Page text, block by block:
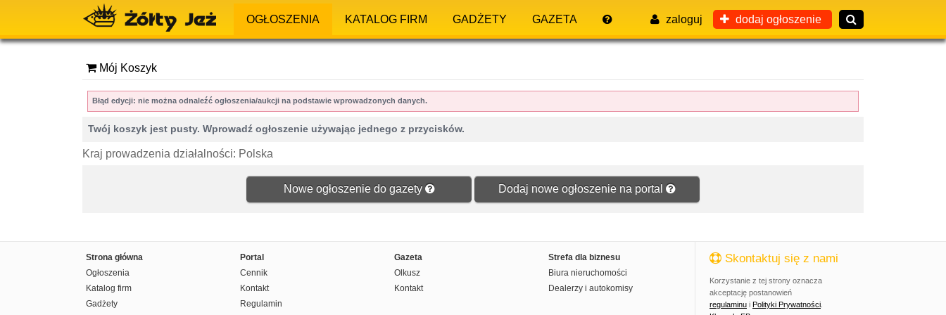
OGŁOSZENIA KATALOG FIRM GADŻETY GAZETA zaloguj dodaj ogłoszenie
Mój Koszyk
Błąd edycji: nie można odnaleźć ogłoszenia/aukcji na podstawie wprowadzonych danych.
Twój koszyk jest pusty. Wprowadź ogłoszenie używając jednego z przycisków.
Kraj prowadzenia działalności: Polska
Nowe ogłoszenie do gazety Dodaj nowe ogłoszenie na portal
Strona główna
Ogłoszenia
Katalog firm
Gadżety
Portal
Cennik
Kontakt
Regulamin
Gazeta
Olkusz
Kontakt
Strefa dla biznesu
Biura nieruchomości
Dealerzy i autokomisy
Skontaktuj się z nami
Korzystanie z tej strony oznacza
akceptację postanowień
regulaminu i Polityki Prywatności